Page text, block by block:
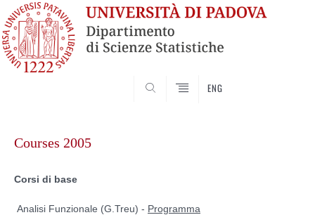
ENG
contentCourses 2005
Corsi di base
Analisi Funzionale (G.Treu) - Programma